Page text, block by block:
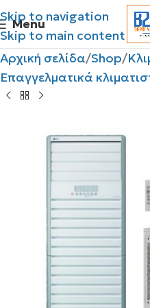
Skip to navigation
Skip to main content
Menu
Αρχική σελίδα Shop
Επαγγελματικά